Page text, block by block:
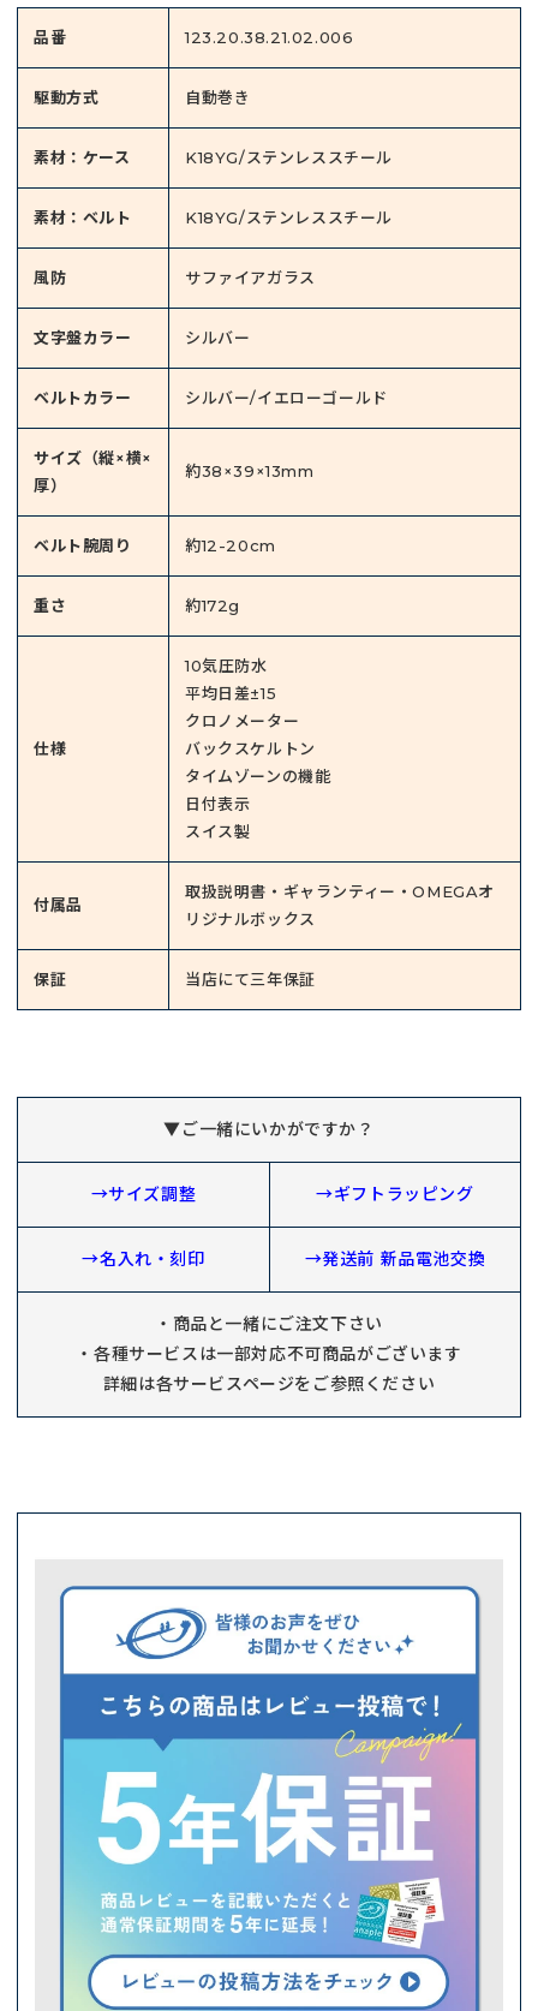
品番 123.20.38.21.02.006
駆動方式 自動巻き
素材：ケース K18YG/ステンレススチール
素材：ベルト K18YG/ステンレススチール
風防 サファイアガラス
文字盤カラー シルバー
ベルトカラー シルバー/イエローゴールド
サイズ（縦×横×
厚）
約38×39×13mm
ベルト腕周り 約12-20cm
重さ 約172g
仕様
10気圧防水
平均日差±15
クロノメーター
バックスケルトン
タイムゾーンの機能
日付表示
スイス製
付属品
取扱説明書・ギャランティー・OMEGAオ
リジナルボックス
保証 当店にて三年保証
▼ご一緒にいかがですか？
→サイズ調整 →ギフトラッピング
→名入れ・刻印 →発送前 新品電池交換
・商品と一緒にご注文下さい
・各種サービスは一部対応不可商品がございます
詳細は各サービスページをご参照ください